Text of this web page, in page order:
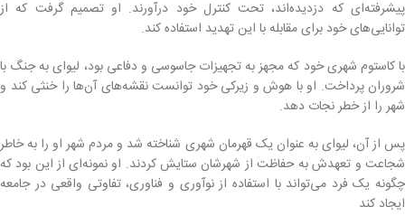
پیشرفته‌ای که دزدیده‌اند، تحت کنترل خود درآورند. او تصمیم گرفت که از
توانایی‌های خود برای مقابله با این تهدید استفاده کند.
با کاستوم شهری خود که مجهز به تجهیزات جاسوسی و دفاعی بود، لیوای به جنگ با
شروران پرداخت. او با هوش و زیرکی خود توانست نقشه‌های آن‌ها را خنثی کند و
شهر را از خطر نجات دهد.
پس از آن، لیوای به عنوان یک قهرمان شهری شناخته شد و مردم شهر او را به خاطر
شجاعت و تعهدش به حفاظت از شهرشان ستایش کردند. او نمونه‌ای از این بود که
چگونه یک فرد می‌تواند با استفاده از نوآوری و فناوری، تفاوتی واقعی در جامعه
ایجاد کند